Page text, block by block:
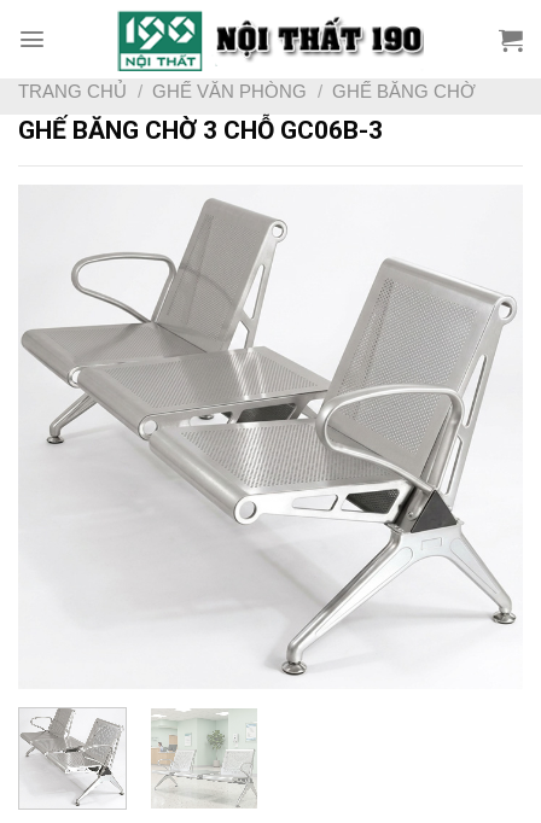
TRANG CHỦ / GHẾ VĂN PHÒNG / GHẾ BĂNG CHỜ
GHẾ BĂNG CHỜ 3 CHỖ GC06B-3